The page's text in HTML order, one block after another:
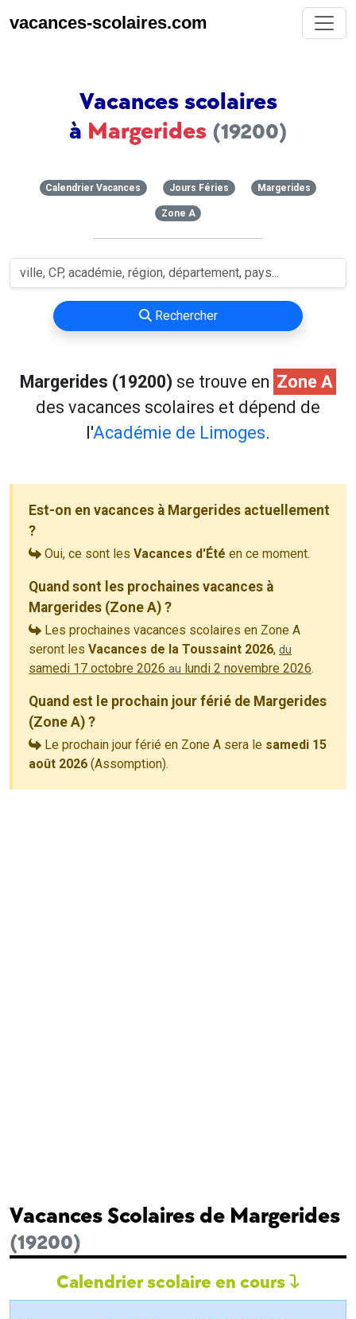
vacances-scolaires.com
Vacances scolaires
à Margerides (19200)
Calendrier Vacances Jours Féries Margerides
Zone A
Rechercher
Margerides (19200) se trouve en Zone A
des vacances scolaires et dépend de
l'Académie de Limoges.
Est-on en vacances à Margerides actuellement
?
Oui, ce sont les Vacances d'Été en ce moment.
Quand sont les prochaines vacances à
Margerides (Zone A) ?
Les prochaines vacances scolaires en Zone A
seront les Vacances de la Toussaint 2026, du
samedi 17 octobre 2026 au lundi 2 novembre 2026.
Quand est le prochain jour férié de Margerides
(Zone A) ?
Le prochain jour férié en Zone A sera le samedi 15
août 2026 (Assomption).
Vacances Scolaires de Margerides
(19200)
Calendrier scolaire en cours